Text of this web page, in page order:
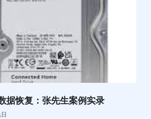
据恢复：张先生案例实录